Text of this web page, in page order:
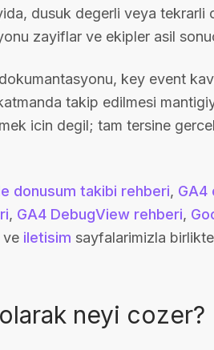
dusuk degerli veya
zayiflar ve ekipler asil
key event
takip edilmesi
icin degil; tam tersine
donusum takibi rehberi, GA4
, GA4 DebugView rehberi,
ve iletisim sayfalarimizla
neyi cozer?